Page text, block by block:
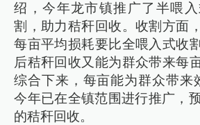
绍，今年龙市镇推广了半喂
割，助力秸秆回收。收割方面
每亩平均损耗要比全喂入式收
后秸秆回收又能为群众带来每
综合下来，每亩能为群众带来
今年已在全镇范围进行推广，
的秸秆回收。